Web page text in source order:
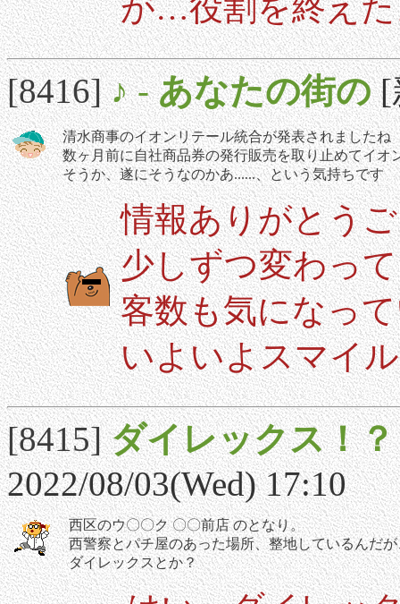
が…役割を終え
[8416]♪-あなたの街の [
清水商事のイオンリテール統合が発表されましたね
数ヶ月前に自社商品券の発行販売を取り止めてイ
そうか、遂にそうなのかあ......、という気持ちです
情報ありがとう
少しずつ変わっ
客数も気になっ
いよいよスマイ
[8415]ダイレックス！
2022/08/03(Wed) 17:10
西区のウ〇〇ク 〇〇前店 のとなり。
西警察とパチ屋のあった場所、整地しているんだが
ダイレックスとか？